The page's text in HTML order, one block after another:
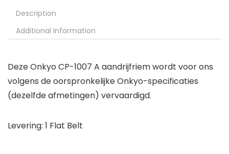
Description
Additional information
Deze Onkyo CP-1007 A aandrijfriem wordt voor ons
volgens de oorspronkelijke Onkyo-specificaties
(dezelfde afmetingen) vervaardigd.
Levering: 1 Flat Belt